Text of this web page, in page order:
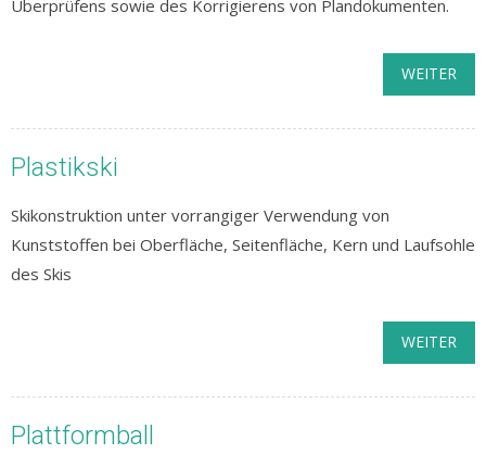
Überprüfens sowie des Korrigierens von Plandokumenten.
WEITER
Plastikski
Skikonstruktion unter vorrangiger Verwendung von
Kunststoffen bei Oberfläche, Seitenfläche, Kern und Laufsohle
des Skis
WEITER
Plattformball